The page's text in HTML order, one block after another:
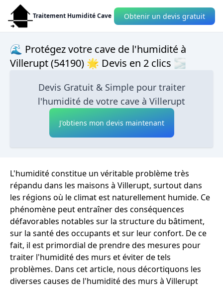
Traitement Humidité Cave Obtenir un devis gratuit
🌊 Protégez votre cave de l'humidité à
Villerupt (54190) 🌟 Devis en 2 clics 🌫
Devis Gratuit & Simple pour traiter
l'humidité de votre cave à Villerupt
J'obtiens mon devis maintenant
L'humidité constitue un véritable problème très
répandu dans les maisons à Villerupt, surtout dans
les régions où le climat est naturellement humide. Ce
phénomène peut entraîner des conséquences
défavorables notables sur la structure du bâtiment,
sur la santé des occupants et sur leur confort. De ce
fait, il est primordial de prendre des mesures pour
traiter l'humidité des murs et éviter de tels
problèmes. Dans cet article, nous décortiquons les
diverses causes de l'humidité des murs à Villerupt